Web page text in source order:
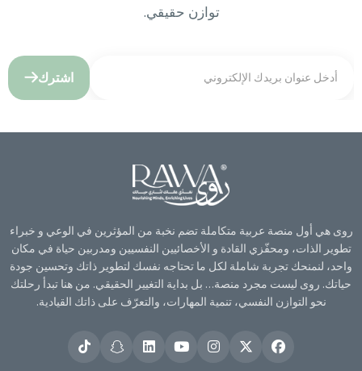
توازن حقيقي.
اشترك
روى هي أول منصة عربية متكاملة تضم نخبة من المؤثرين في الوعي و خبراء
تطوير الذات، ومحفّزي القادة و الأخصائيين النفسيين ومدربين حياة في مكان
واحد، لنمنحك تجربة شاملة لكل ما تحتاجه نفسك لتطوير ذاتك وتحسين جودة
حياتك. روى ليست مجرد منصة… بل بداية التغيير الحقيقي. من هنا تبدأ رحلتك
نحو التوازن النفسي، تنمية المهارات، والتعرّف على ذاتك القيادية.